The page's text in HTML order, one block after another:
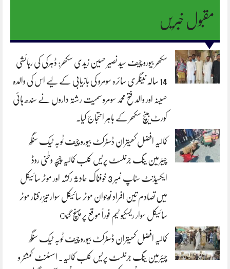
مقبول خبریں
سکھر بیورو چیف سید نصیر حسین زیدی سکھر: ڈہرکی کی رہائشی
14 سالہ نینگری سائرہ سومرو کی بازیابی کے لیے اس کی والدہ
حسینہ اور والد فتح محمد سومرو سمیت رشتہ داروں نے سندھ ہائی
کورٹ بینچ سکھر کے باہر احتجاج کیا۔
کمالیہ افضل کھیتران ڈسٹرکٹ بیورو چیف ٹوبہ ٹیک سنگھ
چیئرمین ینگ جرنلسٹ پریس کلب کمالیہ چیچہ وطنی روڈ
ایکسیڈنٹ سٹاپ نمبر 3 خوفناک حادثہ رکشہ اور موٹر سائیکل
میں تصادم تین افراد نوجوان موٹر سائیکل سوار تیز رفتار موٹر
سائیکل سوار ریسکیو ٹیم فوراً موقع پر پہنچ گئ
کمالیہ افضل کھیتران ڈسٹرکٹ بیورو چیف ٹوبہ ٹیک سنگھ
چیئرمین ینگ جرنلسٹ پریس کلب کمالیہ۔ اسسٹنٹ کمشنر و